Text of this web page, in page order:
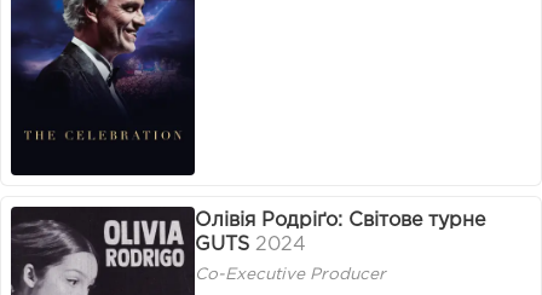
Олівія Родріґо: Світове турне
GUTS 2024
Co-Executive Producer